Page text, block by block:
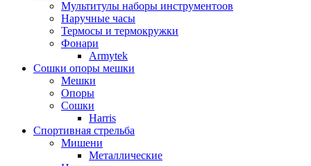
Мультитулы наборы инструментоов
Наручные часы
Термосы и термокружки
Фонари
Armytek
Сошки опоры мешки
Мешки
Опоры
Сошки
Harris
Спортивная стрельба
Мишени
Металлические